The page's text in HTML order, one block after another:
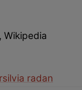
Wikipedia
silvia radan